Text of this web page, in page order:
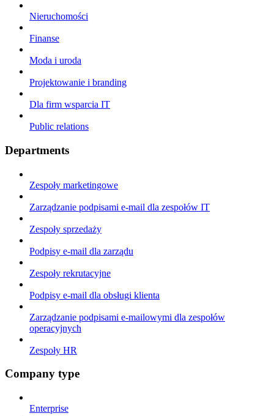
Nieruchomości
Finanse
Moda i uroda
Projektowanie i branding
Dla firm wsparcia IT
Public relations
Departments
Zespoły marketingowe
Zarządzanie podpisami e-mail dla zespołów IT
Zespoły sprzedaży
Podpisy e-mail dla zarządu
Zespoły rekrutacyjne
Podpisy e-mail dla obsługi klienta
Zarządzanie podpisami e-mailowymi dla zespołów
operacyjnych
Zespoły HR
Company type
Enterprise